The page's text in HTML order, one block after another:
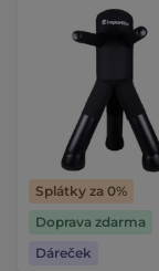
Splátky za 0%
Doprava zdarma
Dáreček